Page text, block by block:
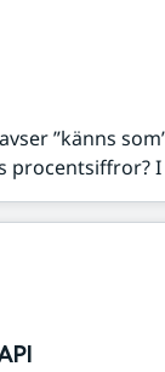
”känns
I